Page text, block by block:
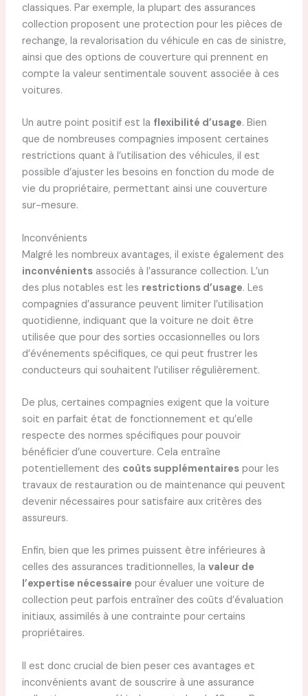
classiques. Par exemple, la plupart des assurances
collection proposent une protection pour les pièces de
rechange, la revalorisation du véhicule en cas de sinistre,
ainsi que des options de couverture qui prennent en
compte la valeur sentimentale souvent associée à ces
voitures.
Un autre point positif est la flexibilité d’usage. Bien
que de nombreuses compagnies imposent certaines
restrictions quant à l’utilisation des véhicules, il est
possible d’ajuster les besoins en fonction du mode de
vie du propriétaire, permettant ainsi une couverture
sur-mesure.
Inconvénients
Malgré les nombreux avantages, il existe également des
inconvénientsassociés à l’assurance collection. L’un
des plus notables est les restrictions d’usage. Les
compagnies d’assurance peuvent limiter l’utilisation
quotidienne, indiquant que la voiture ne doit être
utilisée que pour des sorties occasionnelles ou lors
d’événements spécifiques, ce qui peut frustrer les
conducteurs qui souhaitent l’utiliser régulièrement.
De plus, certaines compagnies exigent que la voiture
soit en parfait état de fonctionnement et qu’elle
respecte des normes spécifiques pour pouvoir
bénéficier d’une couverture. Cela entraîne
potentiellement des coûts supplémentairespour les
travaux de restauration ou de maintenance qui peuvent
devenir nécessaires pour satisfaire aux critères des
assureurs.
Enfin, bien que les primes puissent être inférieures à
celles des assurances traditionnelles, la valeur de
l’expertise nécessaire pour évaluer une voiture de
collection peut parfois entraîner des coûts d’évaluation
initiaux, assimilés à une contrainte pour certains
propriétaires.
Il est donc crucial de bien peser ces avantages et
inconvénients avant de souscrire à une assurance